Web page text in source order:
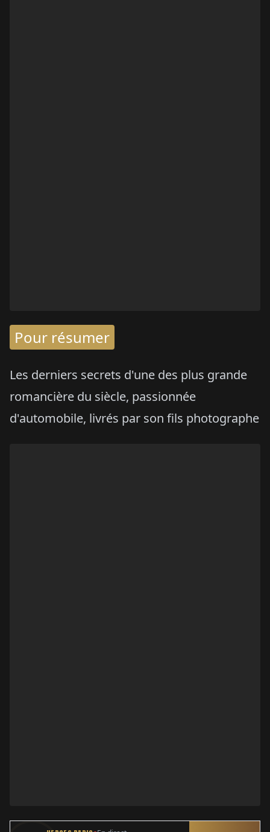
Pour résumer
Les derniers secrets d'une des plus grande
romancière du siècle, passionnée
d'automobile, livrés par son fils photographe